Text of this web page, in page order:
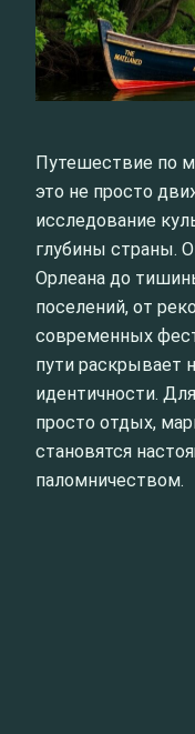
Путешествие по
это не просто
исследование
глубины страны.
Орлеана до
поселений, от
современных
пути раскрывает
идентичности.
просто отдых,
становятся
паломничеством.